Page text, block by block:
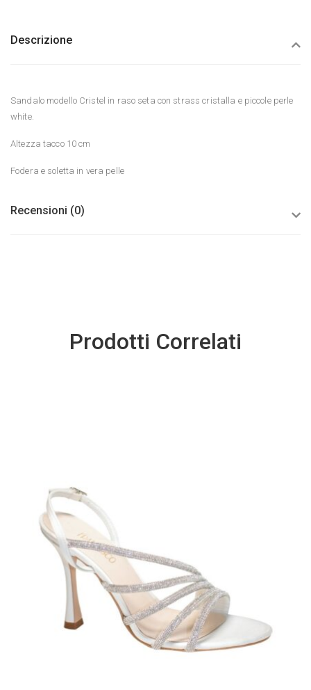
Descrizione
Sandalo modello Cristel in raso seta con strass cristalla e piccole perle
white.
Altezza tacco 10 cm
Fodera e soletta in vera pelle
Recensioni (0)
Prodotti Correlati